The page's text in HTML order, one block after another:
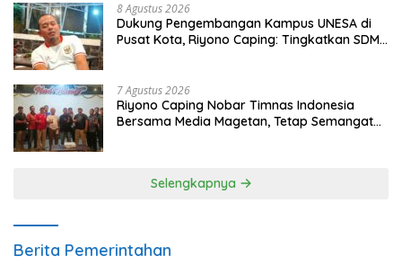
8 Agustus 2026
Dukung Pengembangan Kampus UNESA di
Pusat Kota, Riyono Caping: Tingkatkan SDM
7 Agustus 2026
Riyono Caping Nobar Timnas Indonesia
Bersama Media Magetan, Tetap Semangat
Selengkapnya
Berita Pemerintahan